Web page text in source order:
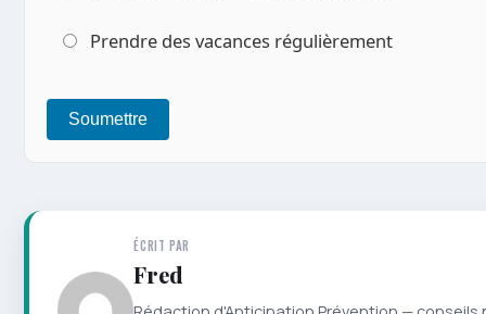
Prendre des vacances régulièrement
Soumettre
ÉCRIT PAR
Fred